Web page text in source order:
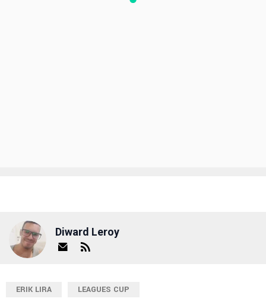
Diward Leroy
ERIK LIRA LEAGUES CUP